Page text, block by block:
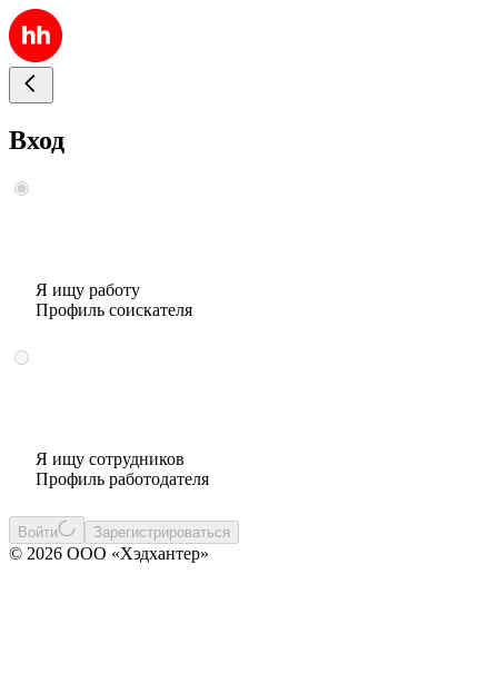
Вход
Я ищу работу
Профиль соискателя
Я ищу сотрудников
Профиль работодателя
Войти Зарегистрироваться
© 2026 ООО «Хэдхантер»